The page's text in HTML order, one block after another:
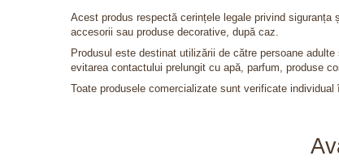
Acest produs respectă cerințele legale privind
accesorii sau produse decorative, după caz.
Produsul este destinat utilizării de către persoane
evitarea contactului prelungit cu apă, parfum, produse
Toate produsele comercializate sunt verificate